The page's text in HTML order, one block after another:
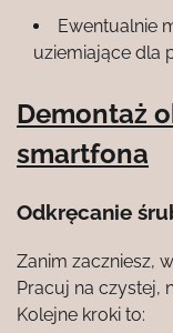
Ewentualnie
uziemiające dla
Demontaż
smartfona
Odkręcanie
Zanim zaczniesz,
Pracuj na czystej,
Kolejne kroki to: